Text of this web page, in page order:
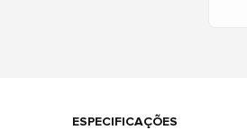
ESPECIFICAÇÕES